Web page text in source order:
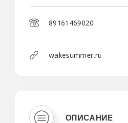
89161469020
wakesummer.ru
ОПИСАНИЕ